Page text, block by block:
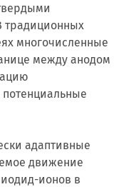
традиционных
многочисленные
между анодом
потенциальные
адаптивные
движение
ионов в